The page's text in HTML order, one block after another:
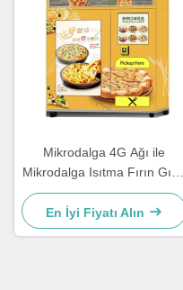
Mikrodalga 4G Ağı ile
Mikrodalga Isıtma Fırın Gıda
Otomatı
En İyi Fiyatı Alın